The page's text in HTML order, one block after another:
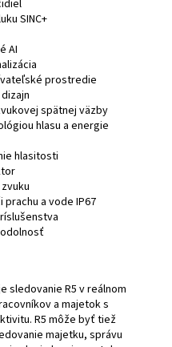
SINC+
AI
prostredie
spätnej väzby
hlasu a energie
hlasitosti
a vode IP67
odolnosť
sledovanie R5 v reálnom
a majetok s
R5 môže byť tiež
majetku, správu